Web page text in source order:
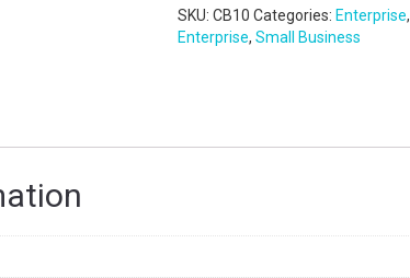
Larmknapp
quantity
SKU: CB10 Categories: Enterprise,
Enterprise, Small Business